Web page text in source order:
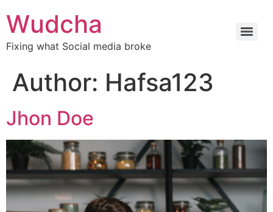
Wudcha
Fixing what Social media broke
Author: Hafsa123
Jhon Doe